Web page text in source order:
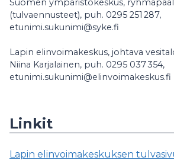
Suomen ympäristökeskus,
(tulvaennusteet), puh. 0295 251 287,
etunimi.sukunimi@syke.fi
Lapin elinvoimakeskus, johtava
Niina Karjalainen, puh. 0295 037 354,
etunimi.sukunimi@elinvoimakeskus.fi
Linkit
Lapin elinvoimakeskuksen